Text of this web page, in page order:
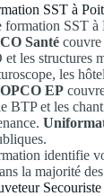
SST à
formation SST à
Santé
les structures
les
OPCO EP
BTP et les
identifie
la majorité